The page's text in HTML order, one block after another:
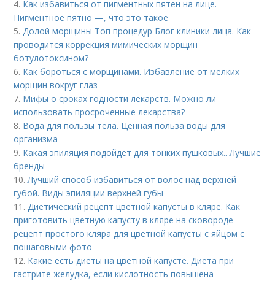
4. Как избавиться от пигментных пятен на лице.
Пигментное пятно —, что это такое
5.Долой морщины Топ процедур Блог клиники лица. Как
проводится коррекция мимических морщин
ботулотоксином?
6. Как бороться с морщинами. Избавление от мелких
морщин вокруг глаз
7. Мифы о сроках годности лекарств. Можно ли
использовать просроченные лекарства?
8. Вода для пользы тела. Ценная польза воды для
организма
9. Какая эпиляция подойдет для тонких пушковых.. Лучшие
бренды
10.Лучший способ избавиться от волос над верхней
губой. Виды эпиляции верхней губы
11.Диетический рецепт цветной капусты в кляре. Как
приготовить цветную капусту в кляре на сковороде —
рецепт простого кляра для цветной капусты с яйцом с
пошаговыми фото
12. Какие есть диеты на цветной капусте. Диета при
гастрите желудка, если кислотность повышена